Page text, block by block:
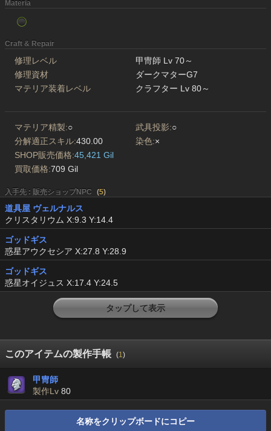
Materia
Craft & Repair
修理レベル
甲冑師 Lv 70～
修理資材
ダークマターG7
マテリア装着レベル
クラフター Lv 80～
マテリア精製:○ 武具投影:○
分解適正スキル:430.00 染色:×
SHOP販売価格:45,421 Gil
買取価格:709 Gil
入手先 : 販売ショップNPC (5)
道具屋 ヴェルナルス
クリスタリウム X:9.3 Y:14.4
ゴッドギス
惑星アウクセシア X:27.8 Y:28.9
ゴッドギス
惑星オイジュス X:17.4 Y:24.5
タップして表示
このアイテムの製作手帳 (1)
甲冑師
製作Lv 80
名称をクリップボードにコピー